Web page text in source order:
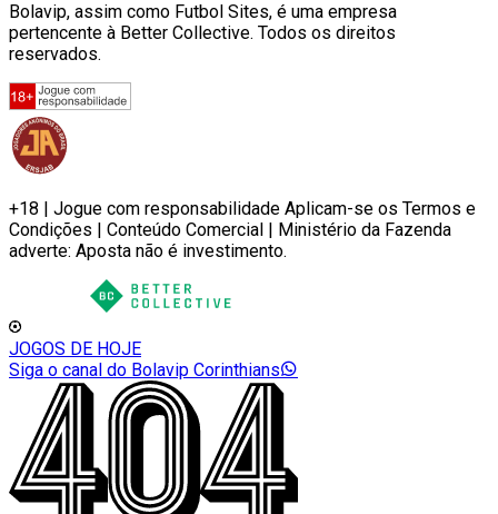
Bolavip, assim como Futbol Sites, é uma empresa
pertencente à Better Collective. Todos os direitos
reservados.
+18 | Jogue com responsabilidade Aplicam-se os Termos e
Condições | Conteúdo Comercial | Ministério da Fazenda
adverte: Aposta não é investimento.
JOGOS DE HOJE
Siga o canal do Bolavip Corinthians